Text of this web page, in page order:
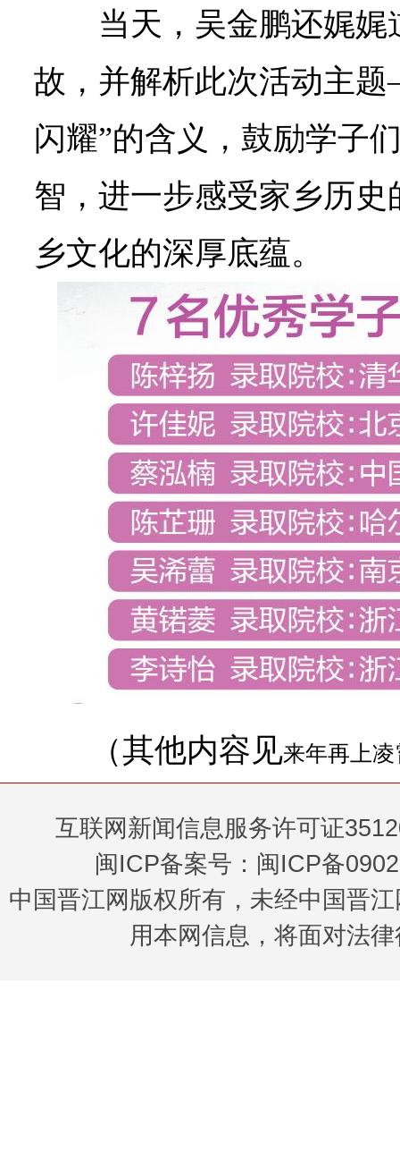
当天，吴金鹏还娓
故，并解析此次活动主
闪耀”的含义，鼓励学子
智，进一步感受家乡历
乡文化的深厚底蕴。
（其他内容见来年再上
互联网新闻信息服务许可证
闽ICP备案号：闽ICP备
中国晋江网版权所有，未经中国晋
用本网信息，将面对法